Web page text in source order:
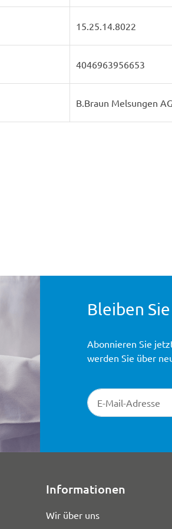
15.25.14.8022
4046963956653
B.Braun Melsungen
Bleiben
Newsletter-
Abonnieren Sie
werden Sie über
Informationen
Wir über uns